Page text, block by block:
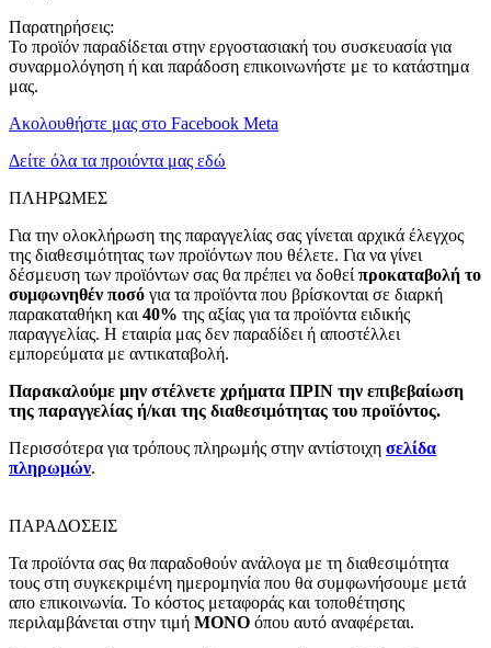
Παρατηρήσεις:
Το προϊόν παραδίδεται στην εργοστασιακή του συσκευασία για
συναρμολόγηση ή και παράδοση επικοινωνήστε με το κατάστημα
μας.
Ακολουθήστε μας στο Facebook Meta
Δείτε όλα τα προιόντα μας εδώ
ΠΛΗΡΩΜΕΣ
Για την ολοκλήρωση της παραγγελίας σας γίνεται αρχικά έλεγχος
της διαθεσιμότητας των προϊόντων που θέλετε. Για να γίνει
δέσμευση των προϊόντων σας θα πρέπει να δοθεί προκαταβολή το
συμφωνηθέν ποσό για τα προϊόντα που βρίσκονται σε διαρκή
παρακαταθήκη και 40% της αξίας για τα προϊόντα ειδικής
παραγγελίας. Η εταιρία μας δεν παραδίδει ή αποστέλλει
εμπορεύματα με αντικαταβολή.
Παρακαλούμε μην στέλνετε χρήματα ΠΡΙΝ την επιβεβαίωση
της παραγγελίας ή/και της διαθεσιμότητας του προϊόντος.
Περισσότερα για τρόπους πληρωμής στην αντίστοιχη σελίδα
πληρωμών.
ΠΑΡΑΔΟΣΕΙΣ
Τα προϊόντα σας θα παραδοθούν ανάλογα με τη διαθεσιμότητα
τους στη συγκεκριμένη ημερομηνία που θα συμφωνήσουμε μετά
απο επικοινωνία. Το κόστος μεταφοράς και τοποθέτησης
περιλαμβάνεται στην τιμή MONO όπου αυτό αναφέρεται.